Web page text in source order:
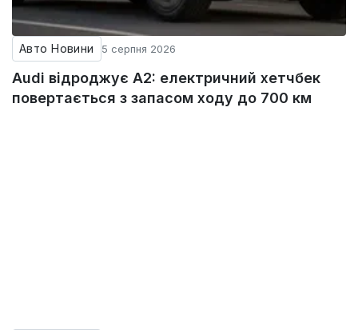
Авто Новини 5 серпня 2026
Audi відроджує A2: електричний хетчбек
повертається з запасом ходу до 700 км